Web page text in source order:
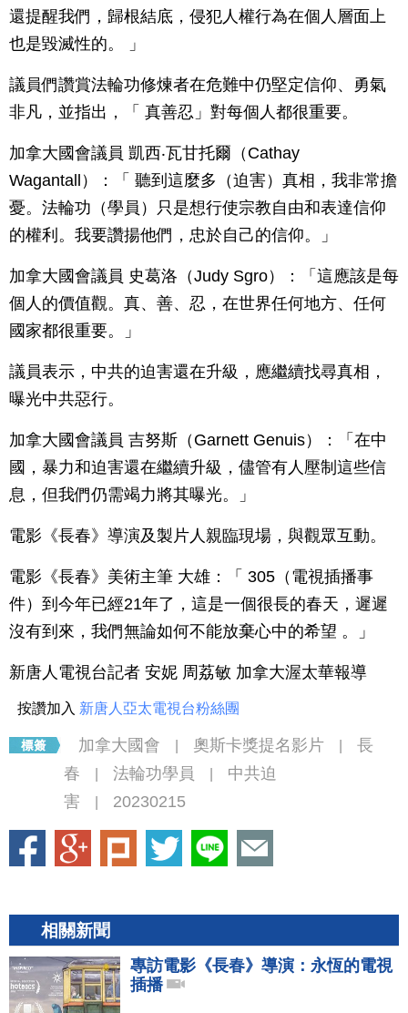
還提醒我們，歸根結底，侵犯人權行為在個人層面上
也是毀滅性的。 」
議員們讚賞法輪功修煉者在危難中仍堅定信仰、勇氣
非凡，並指出，「 真善忍」對每個人都很重要。
加拿大國會議員 凱西‧瓦甘托爾（Cathay
Wagantall）：「 聽到這麼多（迫害）真相，我非常擔
憂。法輪功（學員）只是想行使宗教自由和表達信仰
的權利。我要讚揚他們，忠於自己的信仰。」
加拿大國會議員 史葛洛（Judy Sgro）：「這應該是每
個人的價值觀。真、善、忍，在世界任何地方、任何
國家都很重要。」
議員表示，中共的迫害還在升級，應繼續找尋真相，
曝光中共惡行。
加拿大國會議員 吉努斯（Garnett Genuis）：「在中
國，暴力和迫害還在繼續升級，儘管有人壓制這些信
息，但我們仍需竭力將其曝光。」
電影《長春》導演及製片人親臨現場，與觀眾互動。
電影《長春》美術主筆 大雄：「 305（電視插播事
件）到今年已經21年了，這是一個很長的春天，遲遲
沒有到來，我們無論如何不能放棄心中的希望 。」
新唐人電視台記者 安妮 周荔敏 加拿大渥太華報導
按讚加入 新唐人亞太電視台粉絲團
加拿大國會 奧斯卡獎提名影片
長
春
法輪功學員
中共迫
害
20230215
相關新聞
專訪電影《長春》導演：永恆的電視
插播